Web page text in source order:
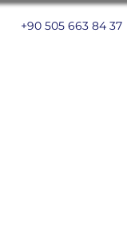
+90 505 663 84 37